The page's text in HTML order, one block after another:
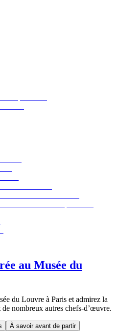
au Musée du
du Louvre à Paris et admirez la
nombreux autres chefs-d’œuvre.
À savoir avant de partir